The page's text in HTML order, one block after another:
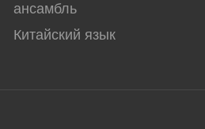
ансамбль
Китайский язык